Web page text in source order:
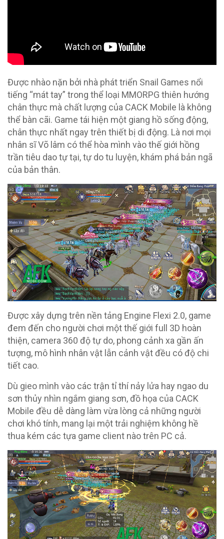
Được nhào nặn bởi nhà phát triển Snail Games nổi
tiếng “mát tay” trong thể loại MMORPG thiên hướng
chân thực mà chất lượng của CACK Mobile là không
thể bàn cãi. Game tái hiện một giang hồ sống động,
chân thực nhất ngay trên thiết bị di động. Là nơi mọi
nhân sĩ Võ lâm có thể hòa mình vào thế giới hồng
trần tiêu dao tự tại, tự do tu luyện, khám phá bản ngã
của bản thân.
Được xây dựng trên nền tảng Engine Flexi 2.0, game
đem đến cho người chơi một thế giới full 3D hoàn
thiện, camera 360 độ tự do, phong cảnh xa gần ấn
tượng, mô hình nhân vật lẫn cảnh vật đều có độ chi
tiết cao.
Dù gieo mình vào các trận tỉ thí nảy lửa hay ngao du
sơn thủy nhìn ngắm giang sơn, đồ họa của CACK
Mobile đều dễ dàng làm vừa lòng cả những người
chơi khó tính, mang lại một trải nghiệm không hề
thua kém các tựa game client nào trên PC cả.